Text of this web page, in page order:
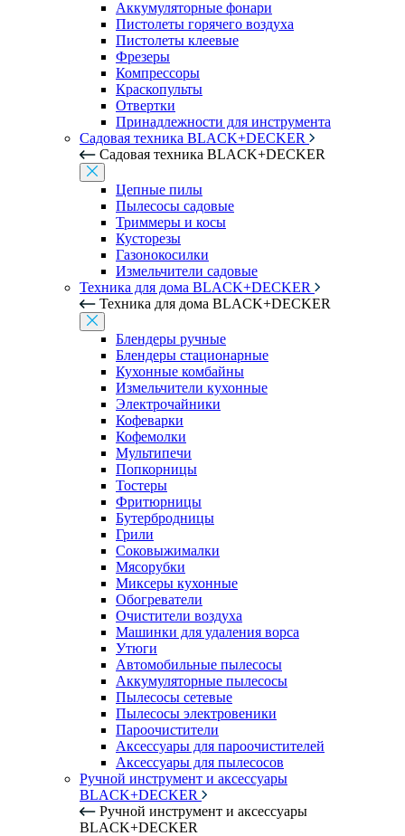
Аккумуляторные фонари
Пистолеты горячего воздуха
Пистолеты клеевые
Фрезеры
Компрессоры
Краскопульты
Отвертки
Принадлежности для инструмента
Садовая техника BLACK+DECKER
Садовая техника BLACK+DECKER
Цепные пилы
Пылесосы садовые
Триммеры и косы
Кусторезы
Газонокосилки
Измельчители садовые
Техника для дома BLACK+DECKER
Техника для дома BLACK+DECKER
Блендеры ручные
Блендеры стационарные
Кухонные комбайны
Измельчители кухонные
Электрочайники
Кофеварки
Кофемолки
Мультипечи
Попкорницы
Тостеры
Фритюрницы
Бутербродницы
Грили
Соковыжималки
Мясорубки
Миксеры кухонные
Обогреватели
Очистители воздуха
Машинки для удаления ворса
Утюги
Автомобильные пылесосы
Аккумуляторные пылесосы
Пылесосы сетевые
Пылесосы электровеники
Пароочистители
Аксессуары для пароочистителей
Аксессуары для пылесосов
Ручной инструмент и аксессуары
BLACK+DECKER
Ручной инструмент и аксессуары
BLACK+DECKER